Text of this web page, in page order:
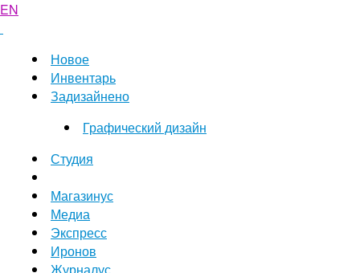
EN
Новое
Инвентарь
Задизайнено
Графический дизайн
Студия
Магазинус
Медиа
Экспресс
Иронов